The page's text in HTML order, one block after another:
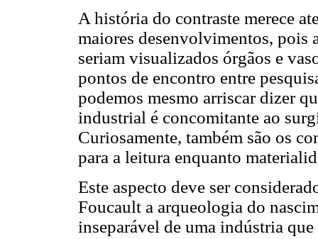
A história do contraste merece
maiores desenvolvimentos, pois
seriam visualizados órgãos e
pontos de encontro entre
podemos mesmo arriscar dizer
industrial é concomitante ao
Curiosamente, também são os
para a leitura enquanto
Este aspecto deve ser
Foucault a arqueologia do
inseparável de uma indústria